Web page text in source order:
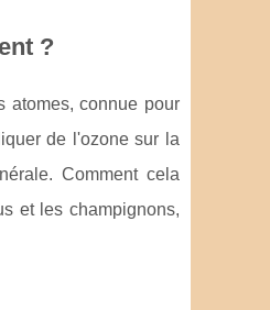
?
atomes, connue pour
de l'ozone sur la
Comment cela
et les champignons,